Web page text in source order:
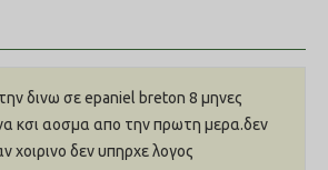
σιτάρι, ανόργανα συστατικά, έλαιο
ιχθυέλαιο, φρουκτο-
ζύμη (πηγή ολιγοσακχαριτών
επιλεγμένη με βάση την πολύ υψηλή
: Ακατέργαστη Πρωτεΐνη 32%, Λίπος
Τέφρα 8.3%, Ακατέργαστες Φυτικές
δινω σε epaniel breton 8 μηνες
κσι αοσμα απο την πρωτη μερα.δεν
χοιρινο δεν υπηρχε λογος